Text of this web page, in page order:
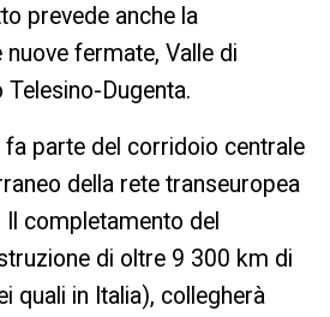
prevede anche la
fermate, Valle di
Dugenta.
fa parte del corridoio centrale
della rete transeuropea
Il completamento del
di oltre 9 300 km di
quali in Italia), collegherà